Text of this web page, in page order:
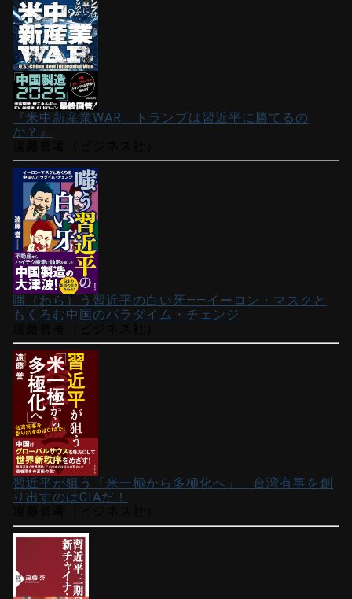
『米中新産業WAR トランプは習近平に勝てるの
か？』
嗤（わら）う習近平の白い牙――イーロン・マスクと
もくろむ中国のパラダイム・チェンジ
習近平が狙う「米一極から多極化へ」 台湾有事を創
り出すのはCIAだ！